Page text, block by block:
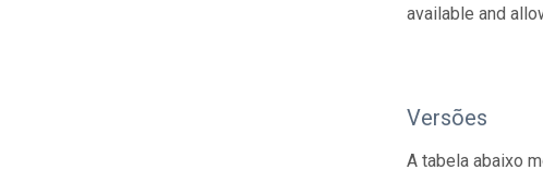
available and
Versões
A tabela abaixo